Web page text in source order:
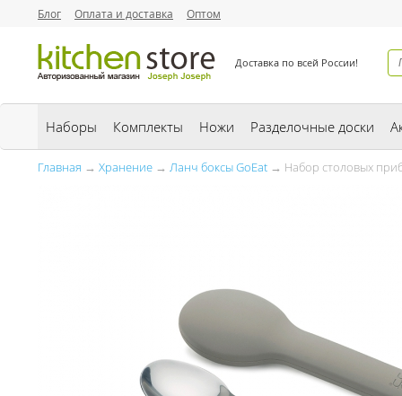
Блог Оплата и доставка Оптом
Доставка по всей России!
Наборы Комплекты Ножи Разделочные доски
Главная → Хранение → Ланч боксы GoEat → Набор столовых